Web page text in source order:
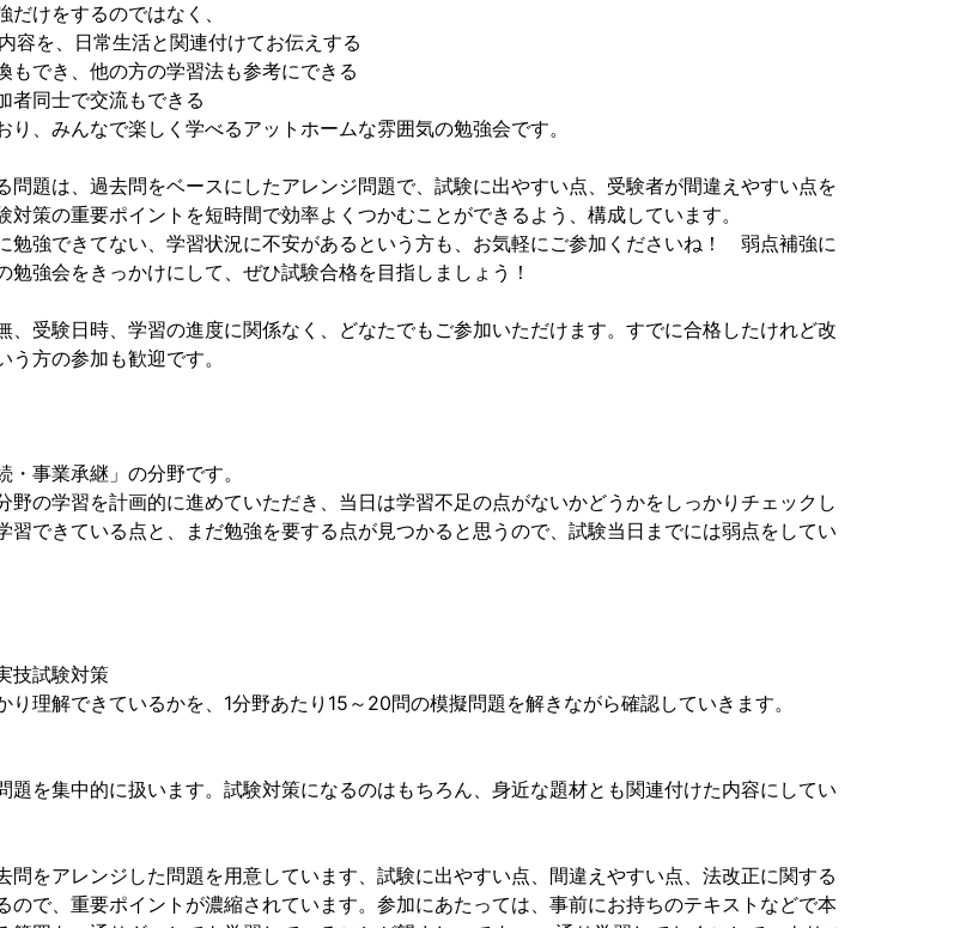
けをするのではなく、
容を、日常生活と関連付けてお伝えする
もでき、他の方の学習法も参考にできる
者同士で交流もできる
り、みんなで楽しく学べるアットホームな雰囲気の勉強会です。
問題は、過去問をベースにしたアレンジ問題で、試験に出やすい点、受験者が間違えやすい点を
対策の重要ポイントを短時間で効率よくつかむことができるよう、構成しています。
勉強できてない、学習状況に不安があるという方も、お気軽にご参加くださいね！ 弱点補強に
勉強会をきっかけにして、ぜひ試験合格を目指しましょう！
、受験日時、学習の進度に関係なく、どなたでもご参加いただけます。すでに合格したけれど改
方の参加も歓迎です。
事業承継」の分野です。
野の学習を計画的に進めていただき、当日は学習不足の点がないかどうかをしっかりチェックし
できている点と、まだ勉強を要する点が見つかると思うので、試験当日までには弱点をしてい
技試験対策
り理解できているかを、1分野あたり15～20問の模擬問題を解きながら確認していきます。
題を集中的に扱います。試験対策になるのはもちろん、身近な題材とも関連付けた内容にしてい
問をアレンジした問題を用意しています、試験に出やすい点、間違えやすい点、法改正に関する
ので、重要ポイントが濃縮されています。参加にあたっては、事前にお持ちのテキストなどで本